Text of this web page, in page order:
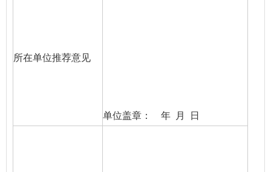
所在单位推荐意见
单位盖章： 年 月 日